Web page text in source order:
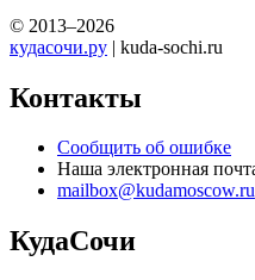
© 2013–2026
кудасочи.ру | kuda-sochi.ru
Контакты
Сообщить об ошибке
Наша электронная
mailbox@kudamoscow.ru
КудаСочи